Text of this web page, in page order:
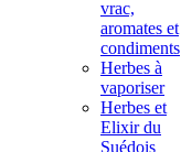
vrac,
aromates et
condiments
Herbes à
vaporiser
Herbes et
Elixir du
Suédois